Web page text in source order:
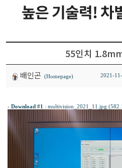
높은 기술력! 차
55인치
배인곤 (Homepage) 2021-
- Download #1 : multivision_2021_11.jpg